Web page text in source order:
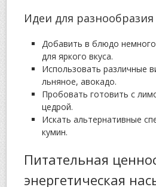
Идеи для
Добавить в блюдо
для яркого вкуса.
Использовать различные
льняное, авокадо.
Пробовать готовить с
цедрой.
Искать альтернативные
кумин.
Питательная
энергетическая